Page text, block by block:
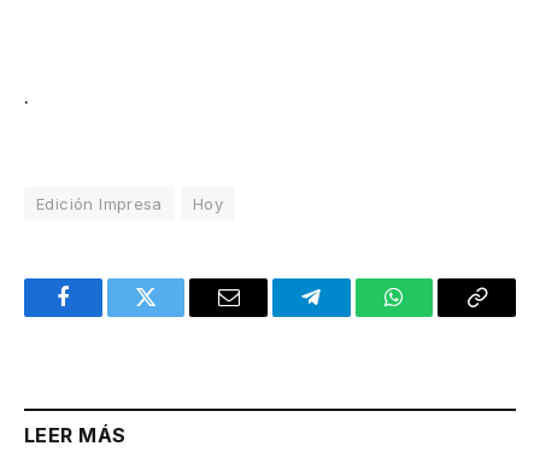
.
Edición Impresa Hoy
FacebookTwitter Email TelegramWhatsAppCopy
LEER MÁS